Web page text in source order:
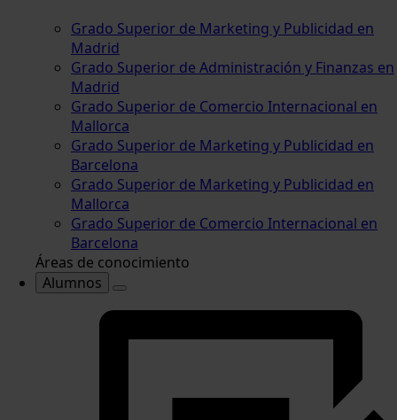
Grado Superior de Marketing y Publicidad en
Madrid
Grado Superior de Administración y Finanzas en
Madrid
Grado Superior de Comercio Internacional en
Mallorca
Grado Superior de Marketing y Publicidad en
Barcelona
Grado Superior de Marketing y Publicidad en
Mallorca
Grado Superior de Comercio Internacional en
Barcelona
Áreas de conocimiento
Alumnos